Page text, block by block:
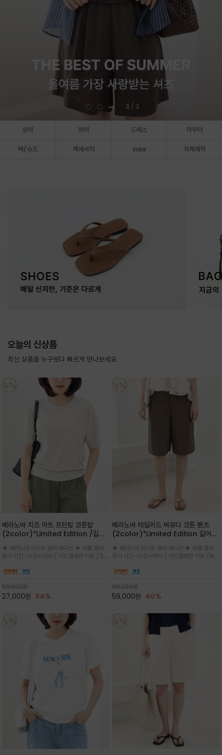
1/ 3
상의 하의 드레스 아우터
백/슈즈 액세서리 sale 자체제작
오늘의 신상품
최신 상품을 누구보다 빠르게 만나보세요
베라노바 치즈 아트 프린팅 코튼탑
(2color)*Limited Edition /길어
세요 ^^
★ 베라노바 라스트 썸머 에디션 ★ 여름 썸머
휴가 기간 ~소진시까지 / 카드결제만 가능 /프론
러스트 프린트가 더해져 과하지 않으면서도 세련
59,000원
27,000원 54%
베라노바 테일러드 버뮤다 코튼 팬츠
(2color)*Limited Edition 길어진
^^
★ 베라노바 라스트 썸머 에디션 ★ 여름 썸머
휴가 기간 ~소진시까지 / 카드결제만 가능 /부드
은은한 매트 컬러가 고급스러운 분위기
99,000원
59,000원 40%